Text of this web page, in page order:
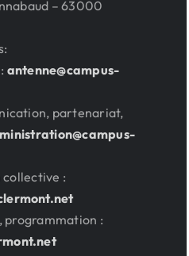
– 63000
antenne@campus-
partenariat,
collective :
programmation :